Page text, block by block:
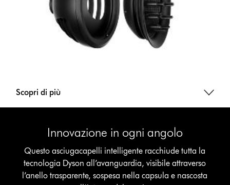
Scopri di più
Innovazione in ogni angolo
Questo asciugacapelli intelligente racchiude tutta la
tecnologia Dyson all’avanguardia, visibile attraverso
l’anello trasparente, sospesa nella capsula e nascosta